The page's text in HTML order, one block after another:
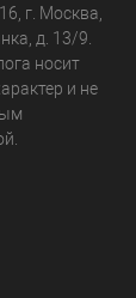
, г. Москва,
д. 13/9.
носит
и не